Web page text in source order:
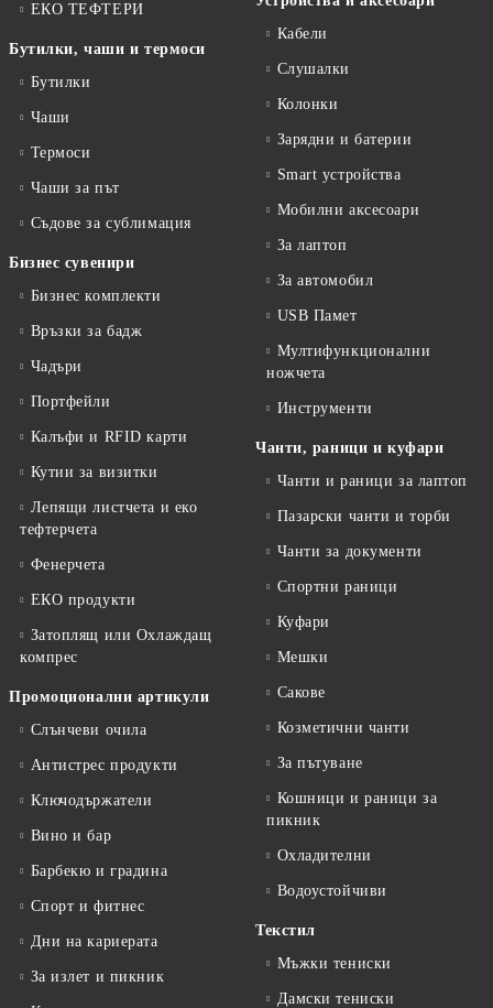
ЕКО ТЕФТЕРИ
Бутилки, чаши и термоси
Бутилки
Чаши
Термоси
Чаши за път
Съдове за сублимация
Бизнес сувенири
Бизнес комплекти
Връзки за бадж
Чадъри
Портфейли
Калъфи и RFID карти
Кутии за визитки
Лепящи листчета и еко
тефтeрчета
Фенерчета
ЕКО продукти
Затоплящ или Охлаждащ
компрес
Промоционални артикули
Слънчеви очила
Антистрес продукти
Ключодържатели
Вино и бар
Барбекю и градина
Спорт и фитнес
Дни на кариерата
За излет и пикник
Кабели
Слушалки
Колонки
Зарядни и батерии
Smart устройства
Мобилни аксесоари
За лаптоп
За автомобил
USB Памет
Мултифункционални
ножчета
Инструменти
Чанти, раници и куфари
Чанти и раници за лаптоп
Пазарски чанти и торби
Чанти за документи
Спортни раници
Куфари
Мешки
Сакове
Козметични чанти
За пътуване
Кошници и раници за
пикник
Охладителни
Водоустойчиви
Текстил
Мъжки тениски
Дамски тениски